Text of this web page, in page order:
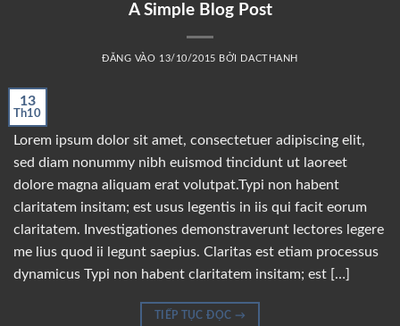
A Simple Blog Post
ĐĂNG VÀO 13/10/2015 BỞI DACTHANH
13
Th10
Lorem ipsum dolor sit amet, consectetuer adipiscing elit,
sed diam nonummy nibh euismod tincidunt ut laoreet
dolore magna aliquam erat volutpat.Typi non habent
claritatem insitam; est usus legentis in iis qui facit eorum
claritatem. Investigationes demonstraverunt lectores legere
me lius quod ii legunt saepius. Claritas est etiam processus
dynamicus Typi non habent claritatem insitam; est […]
TIẾP TỤC ĐỌC →